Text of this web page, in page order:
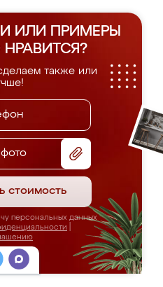
ИЛИ ПРИМЕРЫ
НРАВИТСЯ?
также или
стоимость
персональных данных